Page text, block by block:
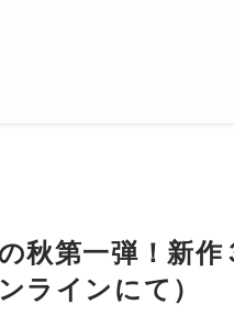
秋第一弾！新
ラインにて）